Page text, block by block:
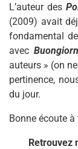
L’auteur des
(2009) avait
fondamental
avec
auteurs » (on
pertinence,
du jour.
Bonne écoute
Retrouvez